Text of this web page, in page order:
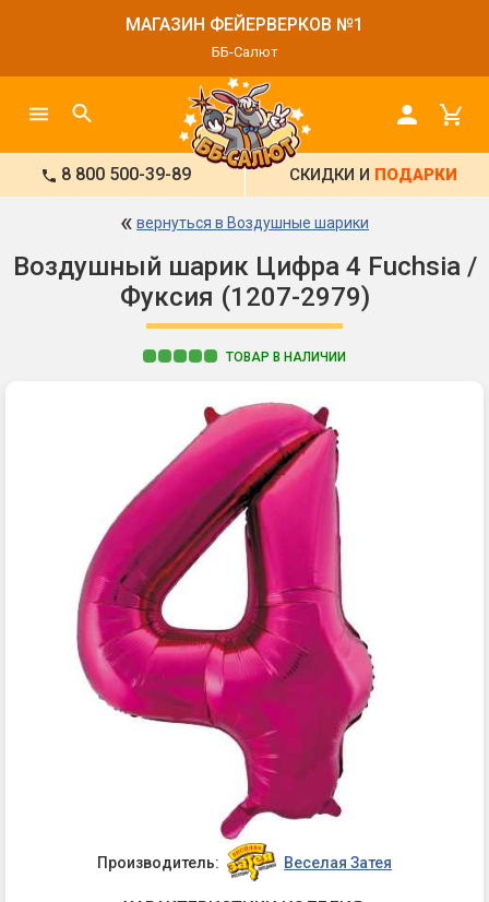
МАГАЗИН ФЕЙЕРВЕРКОВ №1
ББ-Салют
8 800 500-39-89 СКИДКИ И ПОДАРКИ
« вернуться в Воздушные шарики
Воздушный шарик Цифра 4 Fuchsia /
Фуксия (1207-2979)
ТОВАР В НАЛИЧИИ
Производитель: Веселая Затея